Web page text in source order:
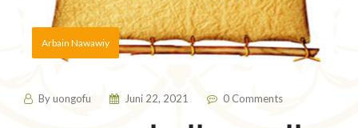
Arbain Nawawiy
Byuongofu Juni 22, 2021 0 Comments